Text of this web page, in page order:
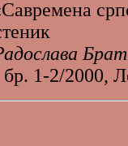
бр. 1-2/2000,